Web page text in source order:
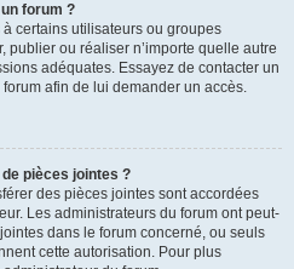
forum ?
certains utilisateurs ou groupes
publier ou réaliser n’importe quelle autre
adéquates. Essayez de contacter un
afin de lui demander un accès.
pièces jointes ?
des pièces jointes sont accordées
Les administrateurs du forum ont peut-
dans le forum concerné, ou seuls
cette autorisation. Pour plus